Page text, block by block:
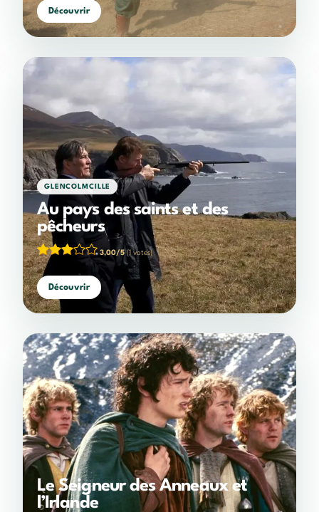
Découvrir
GLENCOLMCILLE
Au pays des saints et des
pêcheurs
3,00/5(1 votes)
Découvrir
Le Seigneur des Anneaux et
l’Irlande